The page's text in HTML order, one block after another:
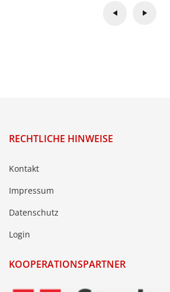
RECHTLICHE HINWEISE
Kontakt
Impressum
Datenschutz
Login
KOOPERATIONSPARTNER